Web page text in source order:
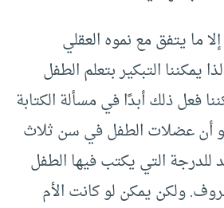
ما يتفق مع نموه العقلي
يمكننا التبكير بتعلم الطفل
فعل ذلك أبدًا في مسألة الكتابة
أن عضلات الطفل في سن ثلاث
التي يكتب فيها الطفل
ولكن يمكن لو كانت الأم